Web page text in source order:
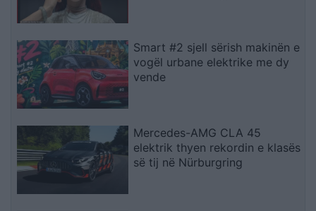
Smart #2 sjell sërish makinën e
vogël urbane elektrike me dy
vende
Mercedes-AMG CLA 45
elektrik thyen rekordin e klasës
së tij në Nürburgring